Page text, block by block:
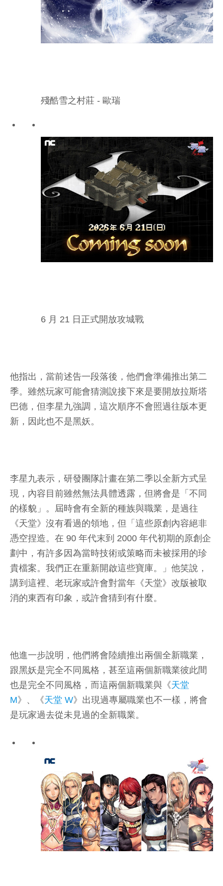
殘酷雪之村莊 - 歐瑞
6 月 21 日正式開放攻城戰
他指出，當前述告一段落後，他們會準備推出第二
季。雖然玩家可能會猜測說接下來是要開放拉斯塔
巴德，但李星九強調，這次順序不會照過往版本更
新，因此也不是黑妖。
李星九表示，研發團隊計畫在第二季以全新方式呈
現，內容目前雖然無法具體透露，但將會是「不同
的樣貌」。屆時會有全新的種族與職業，是過往
《天堂》沒有看過的領地，但「這些原創內容絕非
憑空捏造。在 90 年代末到 2000 年代初期的原創企
劃中，有許多因為當時技術或策略而未被採用的珍
貴檔案。我們正在重新開啟這些寶庫。」他笑說，
講到這裡、老玩家或許會對當年《天堂》改版被取
消的東西有印象，或許會猜到有什麼。
他進一步說明，他們將會陸續推出兩個全新職業，
跟黑妖是完全不同風格，甚至這兩個新職業彼此間
也是完全不同風格，而這兩個新職業與《天堂
M》、《天堂 W》出現過專屬職業也不一樣，將會
是玩家過去從未見過的全新職業。